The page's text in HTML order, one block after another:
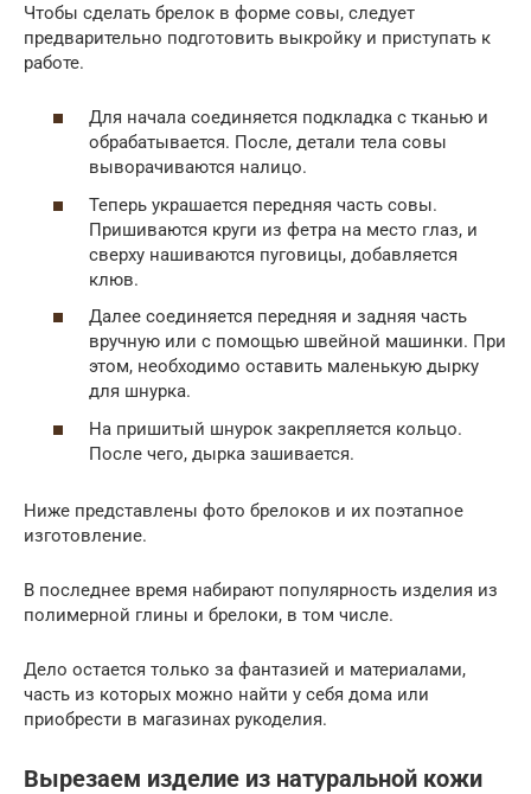
Чтобы сделать брелок в форме совы, следует
предварительно подготовить выкройку и приступать к
работе.
Для начала соединяется подкладка с тканью и
обрабатывается. После, детали тела совы
выворачиваются налицо.
Теперь украшается передняя часть совы.
Пришиваются круги из фетра на место глаз, и
сверху нашиваются пуговицы, добавляется
клюв.
Далее соединяется передняя и задняя часть
вручную или с помощью швейной машинки. При
этом, необходимо оставить маленькую дырку
для шнурка.
На пришитый шнурок закрепляется кольцо.
После чего, дырка зашивается.
Ниже представлены фото брелоков и их поэтапное
изготовление.
В последнее время набирают популярность изделия из
полимерной глины и брелоки, в том числе.
Дело остается только за фантазией и материалами,
часть из которых можно найти у себя дома или
приобрести в магазинах рукоделия.
Вырезаем изделие из натуральной кожи